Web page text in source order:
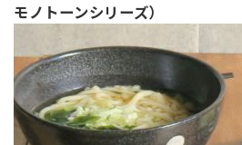
モノトーンシリーズ）